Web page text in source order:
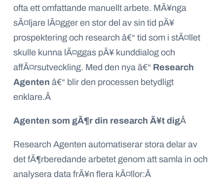
ofta ett omfattande manuellt arbete. MÃ¥nga
sÃ¤ljare lÃ¤gger en stor del av sin tid pÃ¥
prospektering och research â€“ tid som i stÃ¤llet
skulle kunna lÃ¤ggas pÃ¥ kunddialog och
affÃ¤rsutveckling. Med den nya â€“ Research
Agenten â€“ blir den processen betydligt
enklare.Â
Agenten som gÃ¶r din research Ã¥t digÂ
Research Agenten automatiserar stora delar av
det fÃ¶rberedande arbetet genom att samla in och
analysera data frÃ¥n flera kÃ¤llor:Â